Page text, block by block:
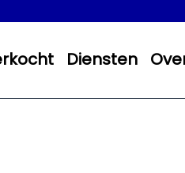
Diensten